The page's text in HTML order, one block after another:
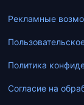
Рекламные
Политика
Согласие на